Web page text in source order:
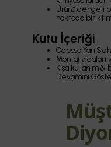
Ürünü dengeli
noktada
Kutu İçeriği
Odessa Yan
Montaj vidaları
Kısa kullanım
Devamını